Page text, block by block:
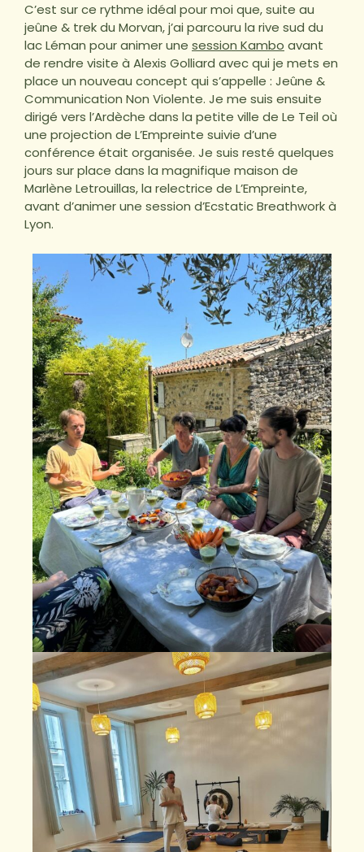
C’est sur ce rythme idéal pour moi que, suite au
jeûne & trek du Morvan, j’ai parcouru la rive sud du
lac Léman pour animer une session Kambo avant
de rendre visite à Alexis Golliard avec qui je mets en
place un nouveau concept qui s’appelle : Jeûne &
Communication Non Violente. Je me suis ensuite
dirigé vers l’Ardèche dans la petite ville de Le Teil où
une projection de L’Empreinte suivie d’une
conférence était organisée. Je suis resté quelques
jours sur place dans la magnifique maison de
Marlène Letrouillas, la relectrice de L’Empreinte,
avant d’animer une session d’Ecstatic Breathwork à
Lyon.